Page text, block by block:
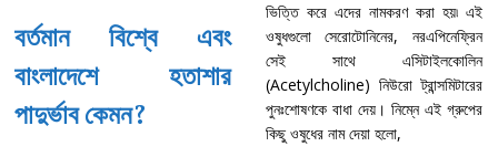
বর্তমান বিশ্বে এবং
বাংলাদেশে হতাশার
পাদুর্ভাব কেমন?
ভিত্তি করে এদের নামকরণ করা হয়৷ এই
ওষুধগুলো সেরোটোনিনের, নরএপিনেফ্রিন
সেই সাথে এসিটাইলকোলিন
(Acetylcholine) নিউরো ট্রান্সমিটারের
পুনঃশোষণকে বাধা দেয়। নিম্নে এই গ্রুপের
কিছু ওষুধের নাম দেয়া হলো,